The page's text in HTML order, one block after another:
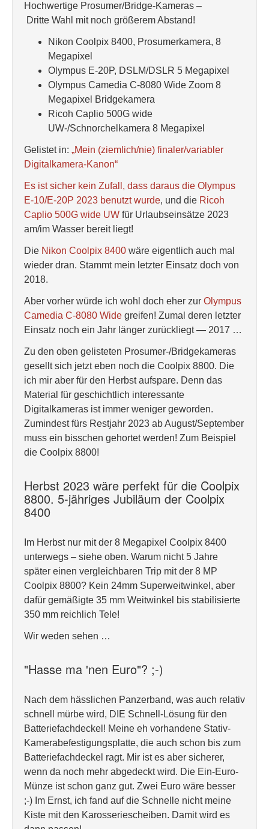
Hochwertige Prosumer/Bridge-Kameras –
Dritte Wahl mit noch größerem Abstand!
Nikon Coolpix 8400, Prosumerkamera, 8
Megapixel
Olympus E-20P, DSLM/DSLR 5 Megapixel
Olympus Camedia C-8080 Wide Zoom 8
Megapixel Bridgekamera
Ricoh Caplio 500G wide
UW-/Schnorchelkamera 8 Megapixel
Gelistet in: „Mein (ziemlich/nie) finaler/variabler
Digitalkamera-Kanon“
Es ist sicher kein Zufall, dass daraus die Olympus
E-10/E-20P 2023 benutzt wurde, und die Ricoh
Caplio 500G wide UW für Urlaubseinsätze 2023
am/im Wasser bereit liegt!
Die Nikon Coolpix 8400 wäre eigentlich auch mal
wieder dran. Stammt mein letzter Einsatz doch von
2018.
Aber vorher würde ich wohl doch eher zur Olympus
Camedia C-8080 Wide greifen! Zumal deren letzter
Einsatz noch ein Jahr länger zurückliegt — 2017 …
Zu den oben gelisteten Prosumer-/Bridgekameras
gesellt sich jetzt eben noch die Coolpix 8800. Die
ich mir aber für den Herbst aufspare. Denn das
Material für geschichtlich interessante
Digitalkameras ist immer weniger geworden.
Zumindest fürs Restjahr 2023 ab August/September
muss ein bisschen gehortet werden! Zum Beispiel
die Coolpix 8800!
Herbst 2023 wäre perfekt für die Coolpix
8800. 5-jähriges Jubiläum der Coolpix
8400
Im Herbst nur mit der 8 Megapixel Coolpix 8400
unterwegs – siehe oben. Warum nicht 5 Jahre
später einen vergleichbaren Trip mit der 8 MP
Coolpix 8800? Kein 24mm Superweitwinkel, aber
dafür gemäßigte 35 mm Weitwinkel bis stabilisierte
350 mm reichlich Tele!
Wir weden sehen …
"Hasse ma 'nen Euro"? ;-)
Nach dem hässlichen Panzerband, was auch relativ
schnell mürbe wird, DIE Schnell-Lösung für den
Batteriefachdeckel! Meine eh vorhandene Stativ-
Kamerabefestigungsplatte, die auch schon bis zum
Batteriefachdeckel ragt. Mir ist es aber sicherer,
wenn da noch mehr abgedeckt wird. Die Ein-Euro-
Münze ist schon ganz gut. Zwei Euro wäre besser
;-) Im Ernst, ich fand auf die Schnelle nicht meine
Kiste mit den Karosseriescheiben. Damit wird es